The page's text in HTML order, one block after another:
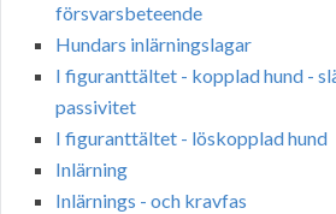
försvarsbeteende
Hundars inlärningslagar
I figuranttältet - kopplad hund -
passivitet
I figuranttältet - löskopplad hund
Inlärning
Inlärnings - och kravfas